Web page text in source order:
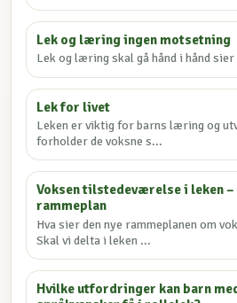
Lek og læring ingen motsetning
Lek og læring skal gå hånd i hånd sier
Lek for livet
Leken er viktig for barns læring og
forholder de voksne s...
Voksen tilstedeværelse i leken
rammeplan
Hva sier den nye rammeplanen om
Skal vi delta i leken ...
Hvilke utfordringer kan barn